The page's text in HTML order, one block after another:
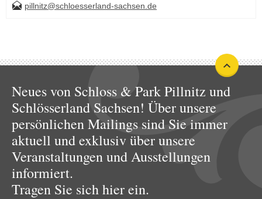
pillnitz@schloesserland-sachsen.de
Neues von Schloss & Park Pillnitz und
Schlösserland Sachsen! Über unsere
persönlichen Mailings sind Sie immer
aktuell und exklusiv über unsere
Veranstaltungen und Ausstellungen
informiert.
Tragen Sie sich hier ein.